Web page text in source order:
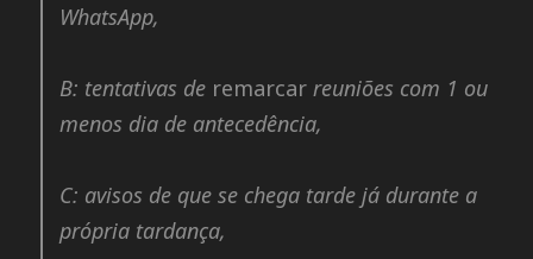
WhatsApp,
B: tentativas de remarcar reuniões com 1 ou
menos dia de antecedência,
C: avisos de que se chega tarde já durante a
própria tardança,